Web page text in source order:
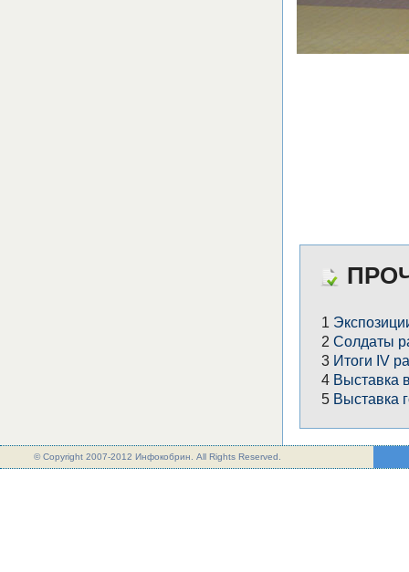
1
2 Солдаты
3 Итоги IV
4 Выставка
5 Выставка
© Copyright 2007-2012 Инфокобрин. All Rights Reserved.